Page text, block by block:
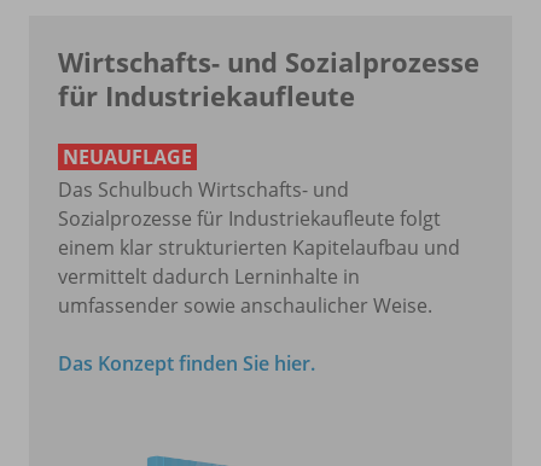
Wirtschafts- und Sozialprozesse
für Industriekaufleute
NEUAUFLAGE
Das Schulbuch Wirtschafts- und
Sozialprozesse für Industriekaufleute folgt
einem klar strukturierten Kapitelaufbau und
vermittelt dadurch Lerninhalte in
umfassender sowie anschaulicher Weise.
Das Konzept finden Sie hier.